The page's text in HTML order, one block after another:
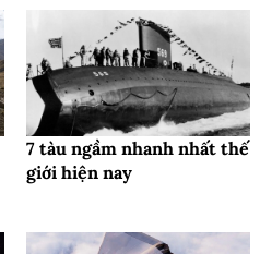
7 tàu ngầm nhanh nhất thế
giới hiện nay